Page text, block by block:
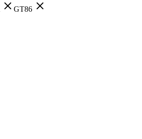
GT86